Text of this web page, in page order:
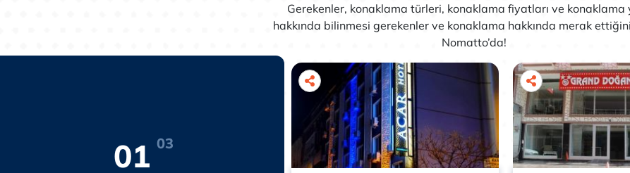
Gerekenler, konaklama türleri, konaklama fiyatları ve konaklama
hakkında bilinmesi gerekenler ve konaklama hakkında merak
Nomatto’da!
01 03